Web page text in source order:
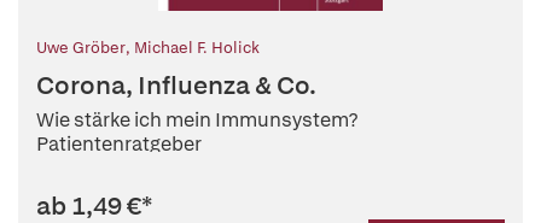
Uwe Gröber, Michael F. Holick
Corona, Influenza & Co.
Wie stärke ich mein Immunsystem?
Patientenratgeber
ab 1,49 €*